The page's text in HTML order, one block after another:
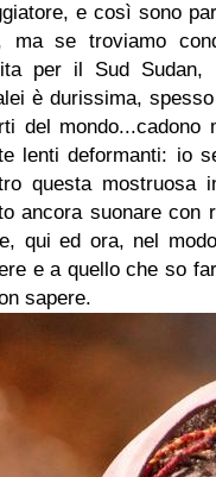
e così sono
ma se troviamo
per il Sud Sudan,
è durissima,
del
lenti deformanti: io
questa mostruosa
ancora suonare con
qui ed ora, nel
e a quello che so
sapere.